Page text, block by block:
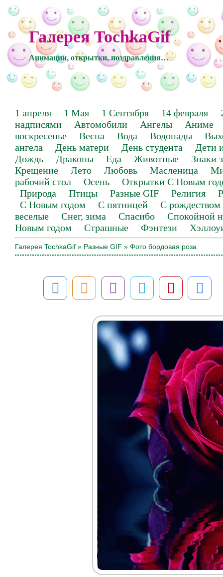
Галерея TochkaGif
Анимации, открытки, поздравления…
1 апреля 1 Мая 1 Сентября 14 февраля
надписями
Автомобили Ангелы
Аниме
воскресенье
Весна Вода Водопады
ангела
День матери День студента
Дети
Дождь
Драконы Еда Животные
Знаки
Крещение
Лето Любовь Масленица
рабочий стол
Осень
Открытки С Новым
Природа
Птицы Разные GIF Религия
С Новым годом
С пятницей
С рождеством
веселые
Снег, зима Спасибо
Спокойной
Новым годом
Страшные Фэнтези
Галерея TochkaGif » Разные GIF » Фото бордовая роза